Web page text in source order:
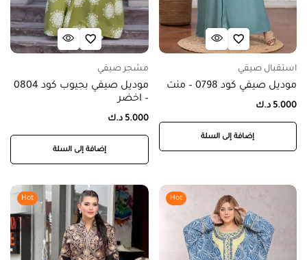
استقبال صيفي
موديل صيفي كود 0798 – منت
5.000 د.ك
إضافة إلى السلة
مشجر صيفي
موديل صيفي بجيوب كود 0804
– اخضر
5.000 د.ك
إضافة إلى السلة
Hot
Hot